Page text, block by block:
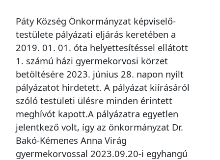
Páty Község Önkormányzat képviselő-
testülete pályázati eljárás keretében a
2019. 01. 01. óta helyettesítéssel ellátott
1. számú házi gyermekorvosi körzet
betöltésére 2023. június 28. napon nyílt
pályázatot hirdetett. A pályázat kiírásáról
szóló testületi ülésre minden érintett
meghívót kapott.A pályázatra egyetlen
jelentkező volt, így az önkormányzat Dr.
Bakó-Kémenes Anna Virág
gyermekorvossal 2023.09.20-i egyhangú